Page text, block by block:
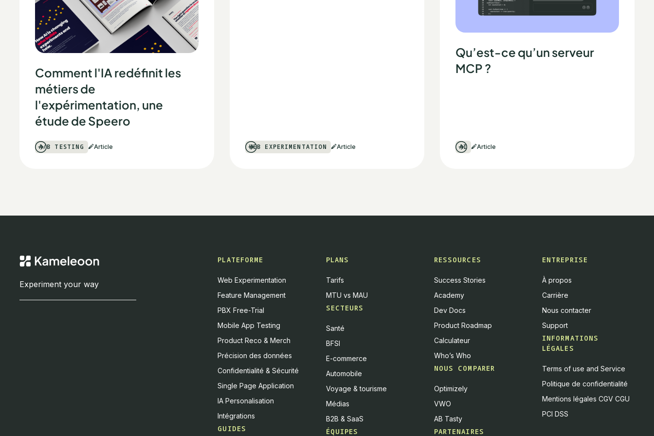
Comment l'IA redéfinit les
métiers de
l'expérimentation, une
étude de Speero
A/B TESTING Article WEB EXPERIMENTATION Article
Qu’est-ce qu’un serveur
MCP ?
AI Article
Experiment your way
PLATEFORME
Web Experimentation
Feature Management
PBX Free-Trial
Mobile App Testing
Product Reco & Merch
Précision des données
Confidentialité & Sécurité
Single Page Application
IA Personalisation
Intégrations
GUIDES
PLANS
Tarifs
MTU vs MAU
SECTEURS
Santé
BFSI
E-commerce
Automobile
Voyage & tourisme
Médias
B2B & SaaS
ÉQUIPES
RESSOURCES
Success Stories
Academy
Dev Docs
Product Roadmap
Calculateur
Who’s Who
NOUS COMPARER
Optimizely
VWO
AB Tasty
PARTENAIRES
ENTREPRISE
À propos
Carrière
Nous contacter
Support
INFORMATIONS
LÉGALES
Terms of use and Service
Politique de confidentialité
Mentions légales CGV CGU
PCI DSS